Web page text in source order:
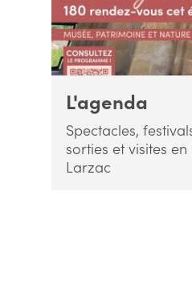
L'agenda
Spectacles,
sorties et visites
Larzac